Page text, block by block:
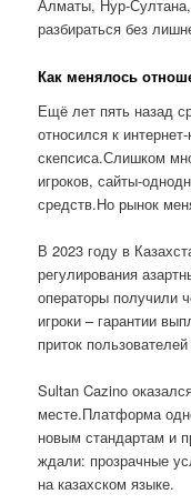
Алматы, Нур-
разбираться без
Как менялось
Ещё лет пять назад
относился к
скепсиса.Слишком
игроков, сайты-
средств.Но рынок
В 2023 году в
регулирования
операторы получили
игроки – гарантии
приток
Sultan Cazino
месте.Платформа
новым стандартам и
ждали: прозрачные
на казахском языке.